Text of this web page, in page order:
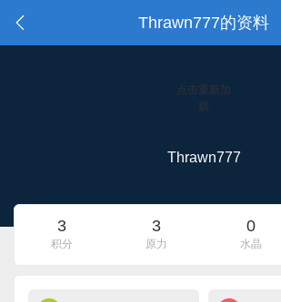
Thrawn777的资料
点击重新加
载
Thrawn777
3
积分
3
原力
0
水晶